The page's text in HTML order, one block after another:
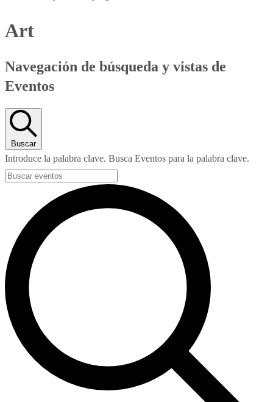
Art
Navegación de búsqueda y vistas de
Eventos
Buscar
Introduce la palabra clave. Busca Eventos para la palabra clave.